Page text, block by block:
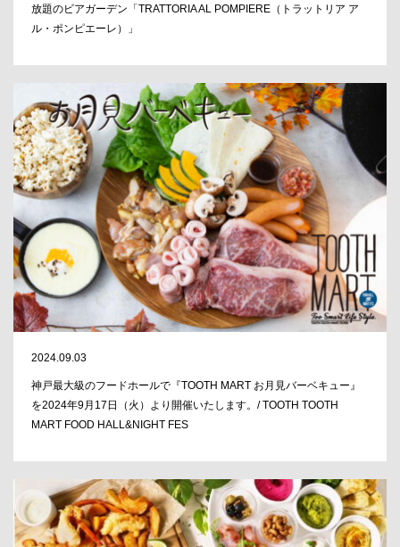
放題のビアガーデン「TRATTORIA AL POMPIERE（トラットリア ア
ル・ポンピエーレ）」
2024.09.03
神戸最大級のフードホールで『TOOTH MART お月見バーベキュー』
を2024年9月17日（火）より開催いたします。/ TOOTH TOOTH
MART FOOD HALL&NIGHT FES